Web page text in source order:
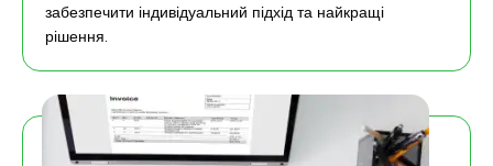
забезпечити індивідуальний підхід та найкращі
рішення.